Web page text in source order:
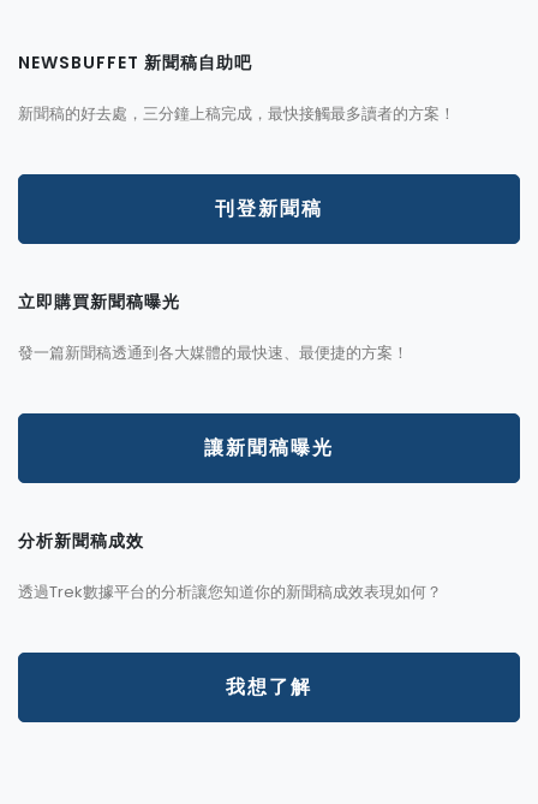
NEWSBUFFET 新聞稿自助吧
新聞稿的好去處，三分鐘上稿完成，最快接觸最多讀者的方案！
刊登新聞稿
立即購買新聞稿曝光
發一篇新聞稿透通到各大媒體的最快速、最便捷的方案！
讓新聞稿曝光
分析新聞稿成效
透過Trek數據平台的分析讓您知道你的新聞稿成效表現如何？
我想了解